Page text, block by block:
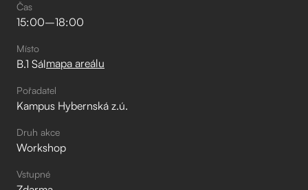
Čas
15:00–⁠18:00
Místo
B.1 Sálmapa areálu
Pořadatel
Kampus Hybernská z.ú.
Druh akce
Workshop
Vstupné